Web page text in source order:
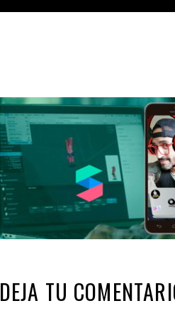
DEJA TU